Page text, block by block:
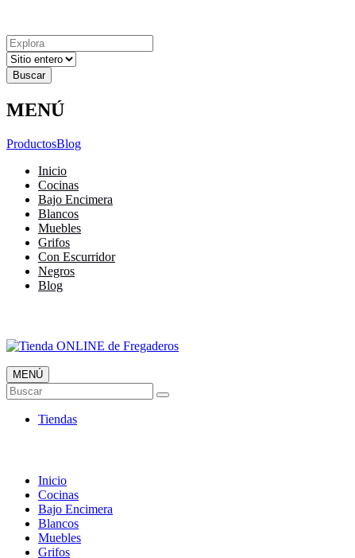
Resultados
para
MENÚ
ProductosBlog
Inicio
Cocinas
Bajo Encimera
Blancos
Muebles
Grifos
Con Escurridor
Negros
Blog
Tienda ONLINE de Fregaderos
TOP en Ventas
MENÚ
Buscar
Tiendas
Inicio
Cocinas
Bajo Encimera
Blancos
Muebles
Grifos